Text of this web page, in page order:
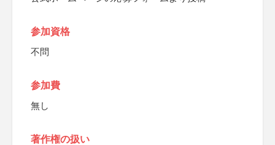
参加資格
不問
参加費
無し
著作権の扱い